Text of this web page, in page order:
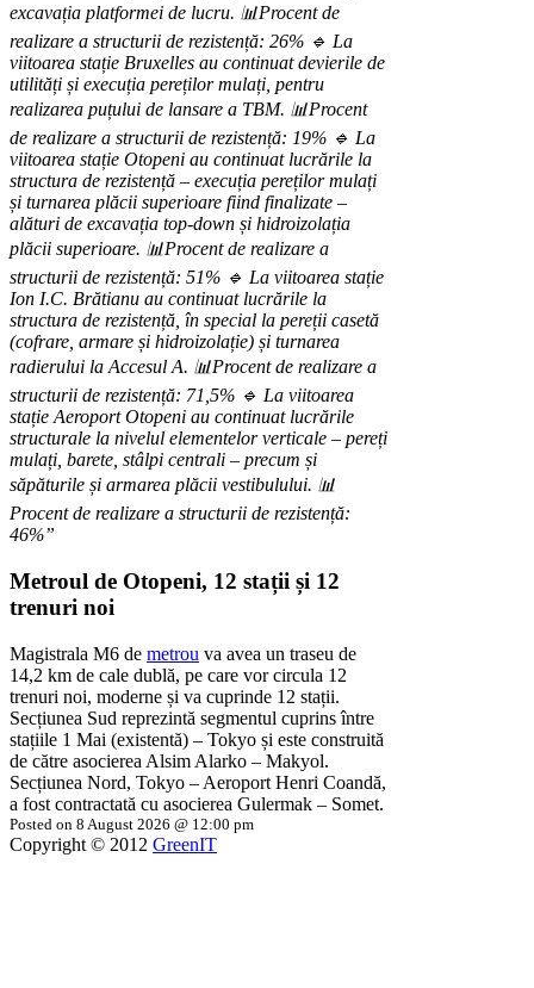
excavația platformei de lucru. 📊Procent de
realizare a structurii de rezistență: 26% 🔹 La
viitoarea stație Bruxelles au continuat devierile de
utilități și execuția pereților mulați, pentru
realizarea puțului de lansare a TBM. 📊Procent
de realizare a structurii de rezistență: 19% 🔹 La
viitoarea stație Otopeni au continuat lucrările la
structura de rezistență – execuția pereților mulați
și turnarea plăcii superioare fiind finalizate –
alături de excavația top-down și hidroizolația
plăcii superioare. 📊Procent de realizare a
structurii de rezistență: 51% 🔹 La viitoarea stație
Ion I.C. Brătianu au continuat lucrările la
structura de rezistență, în special la pereții casetă
(cofrare, armare și hidroizolație) și turnarea
radierului la Accesul A. 📊Procent de realizare a
structurii de rezistență: 71,5% 🔹 La viitoarea
stație Aeroport Otopeni au continuat lucrările
structurale la nivelul elementelor verticale – pereți
mulați, barete, stâlpi centrali – precum și
săpăturile și armarea plăcii vestibulului. 📊
Procent de realizare a structurii de rezistență:
46%”
Metroul de Otopeni, 12 stații și 12
trenuri noi
Magistrala M6 de metrou va avea un traseu de
14,2 km de cale dublă, pe care vor circula 12
trenuri noi, moderne și va cuprinde 12 stații.
Secțiunea Sud reprezintă segmentul cuprins între
stațiile 1 Mai (existentă) – Tokyo și este construită
de către asocierea Alsim Alarko – Makyol.
Secțiunea Nord, Tokyo – Aeroport Henri Coandă,
a fost contractată cu asocierea Gulermak – Somet.
Posted on 8 August 2026 @ 12:00 pm
Copyright © 2012 GreenIT